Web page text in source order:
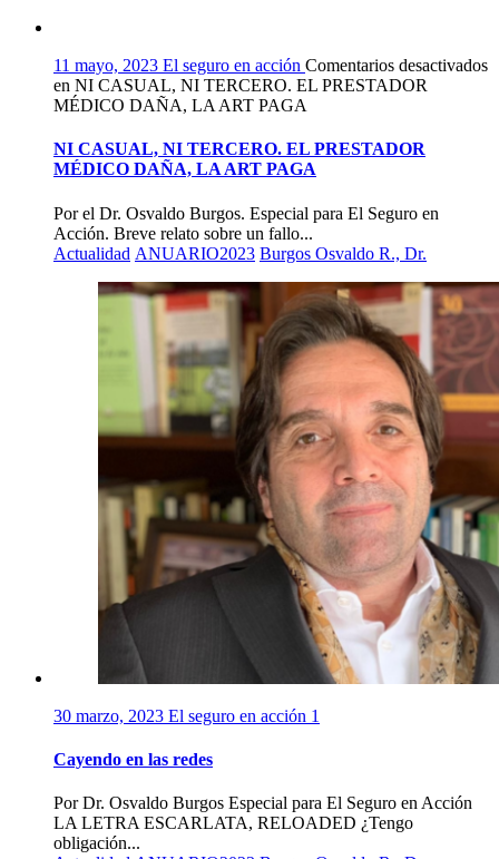
11 mayo, 2023 El seguro en acción Comentarios desactivados
en NI CASUAL, NI TERCERO. EL PRESTADOR
MÉDICO DAÑA, LA ART PAGA
NI CASUAL, NI TERCERO. EL PRESTADOR
MÉDICO DAÑA, LA ART PAGA
Por el Dr. Osvaldo Burgos. Especial para El Seguro en
Acción. Breve relato sobre un fallo...
Actualidad ANUARIO2023 Burgos Osvaldo R., Dr.
30 marzo, 2023 El seguro en acción 1
Cayendo en las redes
Por Dr. Osvaldo Burgos Especial para El Seguro en Acción
LA LETRA ESCARLATA, RELOADED ¿Tengo
obligación...